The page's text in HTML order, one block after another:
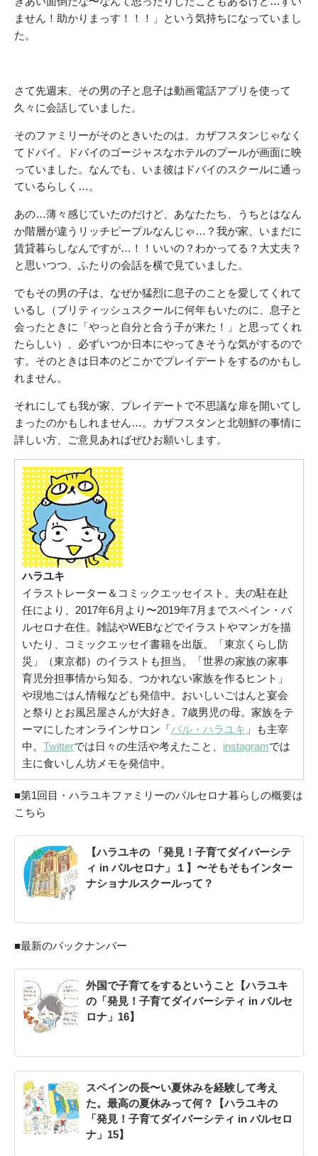
ません！助かりまっす！！！」という気持ちになっていまし
た。
さて先週末、その男の子と息子は動画電話アプリを使って
久々に会話していました。
そのファミリーがそのときいたのは、カザフスタンじゃなく
てドバイ。ドバイのゴージャスなホテルのプールが画面に映
っていました。なんでも、いま彼はドバイのスクールに通っ
ているらしく…。
あの…薄々感じていたのだけど、あなたたち、うちとはなん
か階層が違うリッチピープルなんじゃ…？我が家、いまだに
賃貸暮らしなんですが…！！いいの？わかってる？大丈夫？
と思いつつ、ふたりの会話を横で見ていました。
でもその男の子は、なぜか猛烈に息子のことを愛してくれて
いるし（ブリティッシュスクールに何年もいたのに、息子と
会ったときに「やっと自分と合う子が来た！」と思ってくれ
たらしい）、必ずいつか日本にやってきそうな気がするので
す。そのときは日本のどこかでプレイデートをするのかもし
れません。
それにしても我が家、プレイデートで不思議な扉を開いてし
まったのかもしれません…。カザフスタンと北朝鮮の事情に
詳しい方、ご意見あればぜひお願いします。
ハラユキ
イラストレーター＆コミックエッセイスト。夫の駐在赴
任により、2017年6月より〜2019年7月までスペイン・バ
ルセロナ在住。雑誌やWEBなどでイラストやマンガを描
いたり、コミックエッセイ書籍を出版。「東京くらし防
災」（東京都）のイラストも担当。「世界の家族の家事
育児分担事情から知る、つかれない家族を作るヒント」
や現地ごはん情報なども発信中。おいしいごはんと宴会
と祭りとお風呂屋さんが大好き。7歳男児の母。家族をテ
ーマにしたオンラインサロン「バル・ハラユキ 」も主宰
中。 Twitterでは日々の生活や考えたこと、 instagramでは
主に食いしん坊メモを発信中。
■第1回目・ハラユキファミリーのバルセロナ暮らしの概要は
こちら
【ハラユキの 「発見！子育てダイバーシテ
ィ in バルセロナ」１】〜そもそもインター
ナショナルスクールって？
■最新のバックナンバー
外国で子育てをするということ【ハラユキ
の「発見！子育てダイバーシティ in バルセ
ロナ」16】
スペインの長〜い夏休みを経験して考え
た。最高の夏休みって何？【ハラユキの
「発見！子育てダイバーシティ in バルセロ
ナ」15】